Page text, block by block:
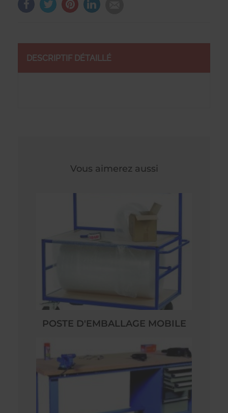
DESCRIPTIF DÉTAILLÉ
Vous aimerez aussi
POSTE D'EMBALLAGE MOBILE